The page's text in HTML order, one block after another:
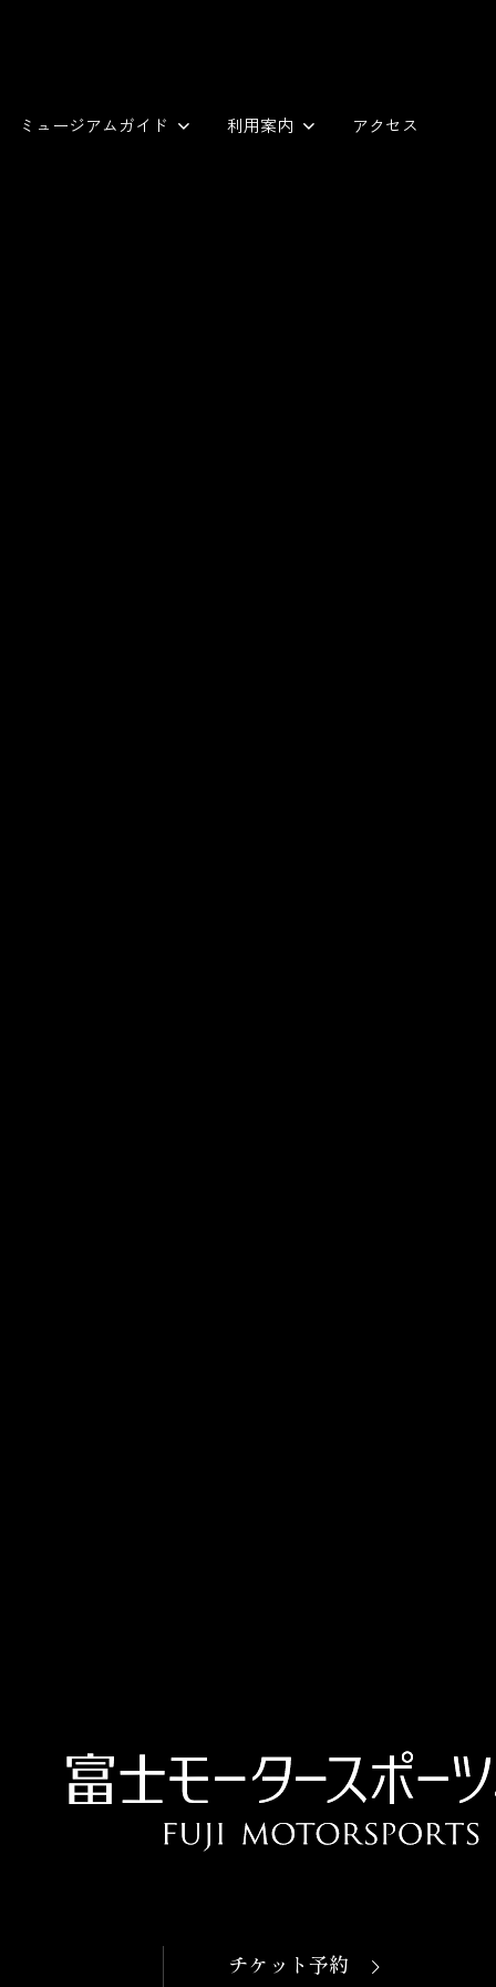
ミュージアムガイド 利用案内 アクセス
本日開館